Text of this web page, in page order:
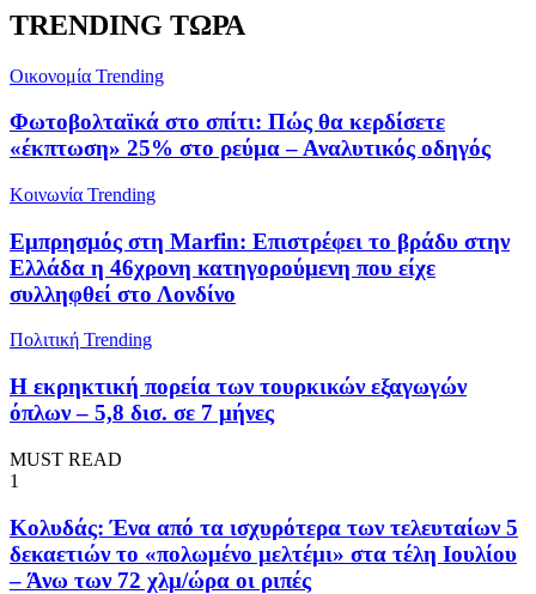
TRENDING ΤΩΡΑ
Oικονομία Trending
Φωτοβολταϊκά στο σπίτι: Πώς θα κερδίσετε
«έκπτωση» 25% στο ρεύμα – Αναλυτικός οδηγός
Κοινωνία Trending
Εμπρησμός στη Marfin: Επιστρέφει το βράδυ στην
Ελλάδα η 46χρονη κατηγορούμενη που είχε
συλληφθεί στο Λονδίνο
Πολιτική Trending
Η εκρηκτική πορεία των τουρκικών εξαγωγών
όπλων – 5,8 δισ. σε 7 μήνες
MUST READ
1
Κολυδάς: Ένα από τα ισχυρότερα των τελευταίων 5
δεκαετιών το «πολωμένο μελτέμι» στα τέλη Ιουλίου
– Άνω των 72 χλμ/ώρα οι ριπές